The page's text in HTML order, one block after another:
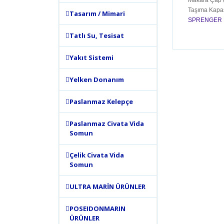
Tasarım / Mimari
Tatlı Su, Tesisat
Yakıt Sistemi
Yelken Donanım
Paslanmaz Kelepçe
Paslanmaz Civata Vida
Somun
Çelik Civata Vida
Somun
ULTRA MARİN ÜRÜNLER
POSEIDONMARIN
ÜRÜNLER
Taşıma
SPRENGER